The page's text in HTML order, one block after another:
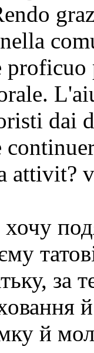
dai
attivit?
за
й